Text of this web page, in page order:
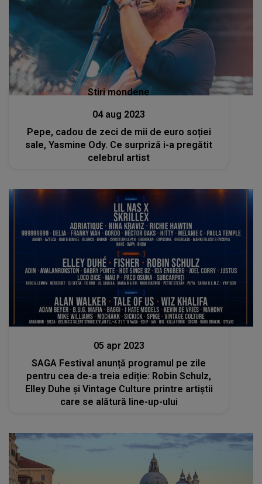
Stiri mondene
04 aug 2023
Pepe, cadou de zeci de mii de euro soției
sale, Yasmine Ody. Ce surpriză i-a pregătit
celebrul artist
Stiri
05 apr 2023
SAGA Festival anunță programul pe zile
pentru cea de-a treia ediție: Robin Schulz,
Elley Duhe și Vintage Culture printre artiștii
care se alătură line-up-ului